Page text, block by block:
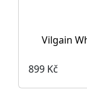
Vilgain
899 Kč